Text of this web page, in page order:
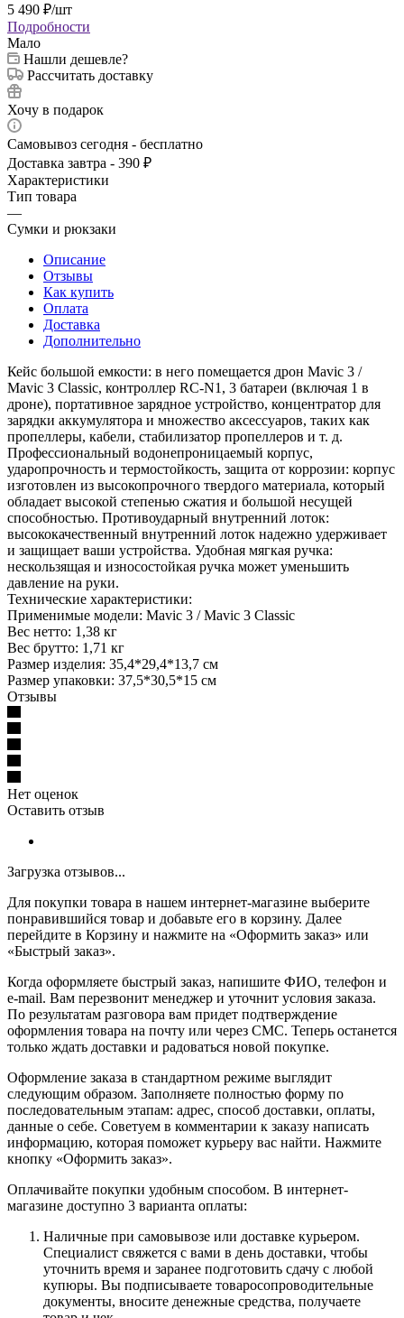
5 490 ₽/шт
Подробности
Мало
Нашли дешевле?
Рассчитать доставку
Хочу в подарок
Самовывоз сегодня - бесплатно
Доставка завтра - 390 ₽
Характеристики
Тип товара
—
Сумки и рюкзаки
Описание
Отзывы
Как купить
Оплата
Доставка
Дополнительно
Кейс большой емкости: в него помещается дрон Mavic 3 /
Mavic 3 Classic​, контроллер RC-N1, 3 батареи (включая 1 в
дроне), портативное зарядное устройство, концентратор для
зарядки аккумулятора и множество аксессуаров, таких как
пропеллеры, кабели, стабилизатор пропеллеров и т. д.
Профессиональный водонепроницаемый корпус,
ударопрочность и термостойкость, защита от коррозии: корпус
изготовлен из высокопрочного твердого материала, который
обладает высокой степенью сжатия и большой несущей
способностью. Противоударный внутренний лоток:
высококачественный внутренний лоток надежно удерживает
и защищает ваши устройства. Удобная мягкая ручка:
нескользящая и износостойкая ручка может уменьшить
давление на руки.
Технические характеристики:
Применимые модели: Mavic 3 / Mavic 3 Classic
Вес нетто: 1,38 кг
Вес брутто: 1,71 кг
Размер изделия: 35,4*29,4*13,7 см
Размер упаковки: 37,5*30,5*15 см
Отзывы
Нет оценок
Оставить отзыв
Загрузка отзывов...
Для покупки товара в нашем интернет-магазине выберите
понравившийся товар и добавьте его в корзину. Далее
перейдите в Корзину и нажмите на «Оформить заказ» или
«Быстрый заказ».
Когда оформляете быстрый заказ, напишите ФИО, телефон и
e-mail. Вам перезвонит менеджер и уточнит условия заказа.
По результатам разговора вам придет подтверждение
оформления товара на почту или через СМС. Теперь останется
только ждать доставки и радоваться новой покупке.
Оформление заказа в стандартном режиме выглядит
следующим образом. Заполняете полностью форму по
последовательным этапам: адрес, способ доставки, оплаты,
данные о себе. Советуем в комментарии к заказу написать
информацию, которая поможет курьеру вас найти. Нажмите
кнопку «Оформить заказ».
Оплачивайте покупки удобным способом. В интернет-
магазине доступно 3 варианта оплаты:
Наличные при самовывозе или доставке курьером.
Специалист свяжется с вами в день доставки, чтобы
уточнить время и заранее подготовить сдачу с любой
купюры. Вы подписываете товаросопроводительные
документы, вносите денежные средства, получаете